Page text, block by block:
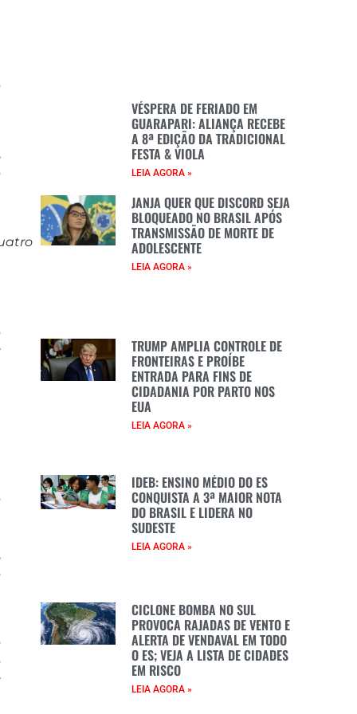
VÉSPERA DE FERIADO EM
GUARAPARI: ALIANÇA RECEBE
A 8ª EDIÇÃO DA TRADICIONAL
FESTA & VIOLA
LEIA AGORA »
JANJA QUER QUE DISCORD SEJA
BLOQUEADO NO BRASIL APÓS
TRANSMISSÃO DE MORTE DE
ADOLESCENTE
LEIA AGORA »
TRUMP AMPLIA CONTROLE DE
FRONTEIRAS E PROÍBE
ENTRADA PARA FINS DE
CIDADANIA POR PARTO NOS
EUA
LEIA AGORA »
IDEB: ENSINO MÉDIO DO ES
CONQUISTA A 3ª MAIOR NOTA
DO BRASIL E LIDERA NO
SUDESTE
LEIA AGORA »
CICLONE BOMBA NO SUL
PROVOCA RAJADAS DE VENTO E
ALERTA DE VENDAVAL EM TODO
O ES; VEJA A LISTA DE CIDADES
EM RISCO
LEIA AGORA »